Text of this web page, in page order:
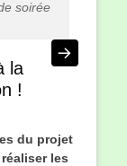
soirée
la
!
du projet
les